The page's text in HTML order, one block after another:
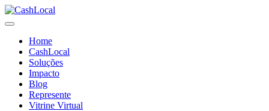
Home
CashLocal
Soluções
Impacto
Blog
Represente
Vitrine Virtual